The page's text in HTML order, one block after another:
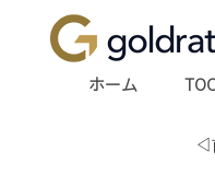
ホーム
◁